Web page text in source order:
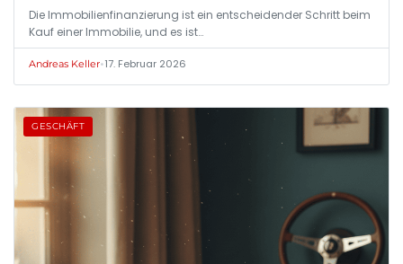
Die Immobilienfinanzierung ist ein entscheidender Schritt beim
Kauf einer Immobilie, und es ist…
Andreas Keller•17. Februar 2026
GESCHÄFT